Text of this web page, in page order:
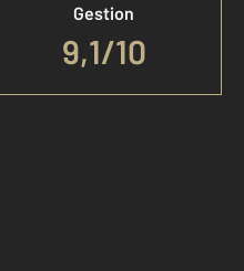
Gestion
9,1/10